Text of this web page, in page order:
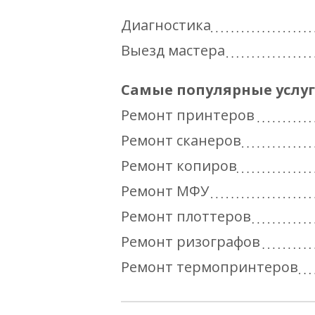
Диагностика
Выезд мастера
Самые популярные
Ремонт принтеров
Ремонт сканеров
Ремонт копиров
Ремонт МФУ
Ремонт плоттеров
Ремонт ризографов
Ремонт термопринтеров